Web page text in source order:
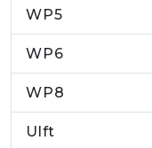
WP5
WP6
WP8
Ulft